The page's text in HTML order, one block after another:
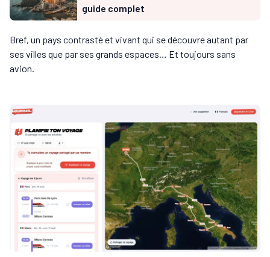
guide complet
Bref, un pays contrasté et vivant qui se découvre autant par
ses villes que par ses grands espaces… Et toujours sans
avion.